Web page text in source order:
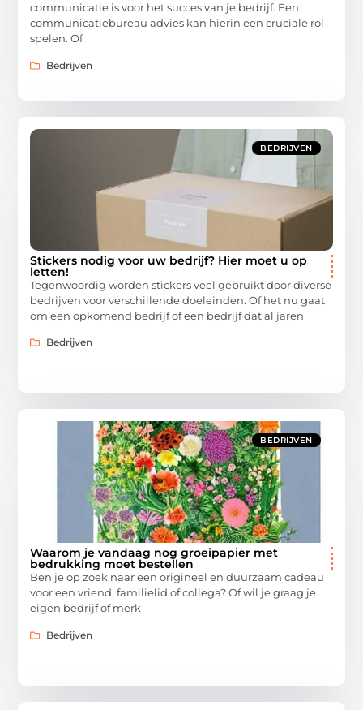
communicatie is voor het succes van je bedrijf. Een
communicatiebureau advies kan hierin een cruciale rol
spelen. Of
Bedrijven
BEDRIJVEN
Stickers nodig voor uw bedrijf? Hier moet u op
letten!
Tegenwoordig worden stickers veel gebruikt door diverse
bedrijven voor verschillende doeleinden. Of het nu gaat
om een opkomend bedrijf of een bedrijf dat al jaren
Bedrijven
BEDRIJVEN
Waarom je vandaag nog groeipapier met
bedrukking moet bestellen
Ben je op zoek naar een origineel en duurzaam cadeau
voor een vriend, familielid of collega? Of wil je graag je
eigen bedrijf of merk
Bedrijven